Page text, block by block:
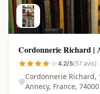
Cordonnerie Richard |
4.2/5(57 avis)
Cordonnerie Richard,
Annecy, France,